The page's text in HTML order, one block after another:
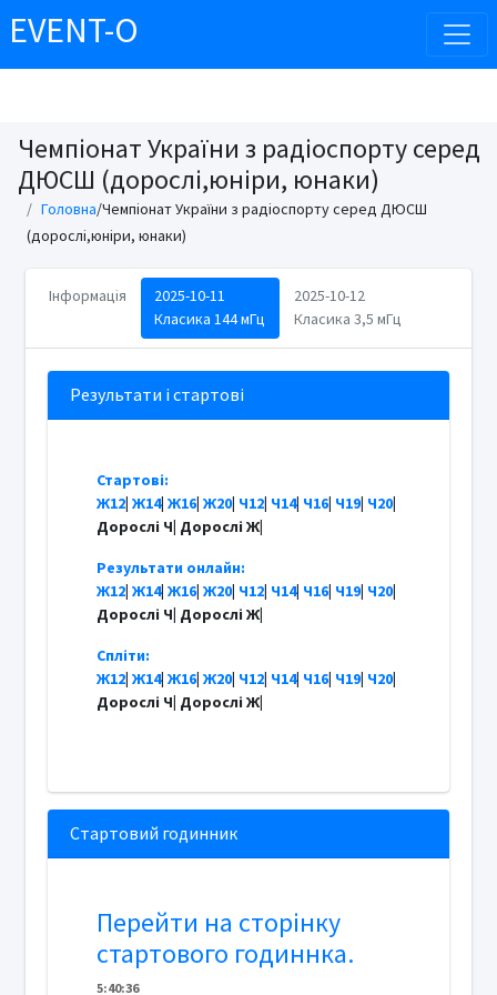
EVENT-O
Чемпіонат України з радіоспорту серед
ДЮСШ (дорослі,юніри, юнаки)
Головна/Чемпіонат України з радіоспорту серед ДЮСШ
(дорослі,юніри, юнаки)
Інформація
2025-10-11
Класика 144 мГц
2025-10-12
Класика 3,5 мГц
Результати і стартові
Стартові:
Ж12| Ж14| Ж16| Ж20| Ч12| Ч14| Ч16| Ч19| Ч20|
Дорослі Ч| Дорослі Ж|
Результати онлайн:
Ж12| Ж14| Ж16| Ж20| Ч12| Ч14| Ч16| Ч19| Ч20|
Дорослі Ч| Дорослі Ж|
Спліти:
Ж12| Ж14| Ж16| Ж20| Ч12| Ч14| Ч16| Ч19| Ч20|
Дорослі Ч| Дорослі Ж|
Стартовий годинник
Перейти на сторінку
стартового годиннка.
5:40:36